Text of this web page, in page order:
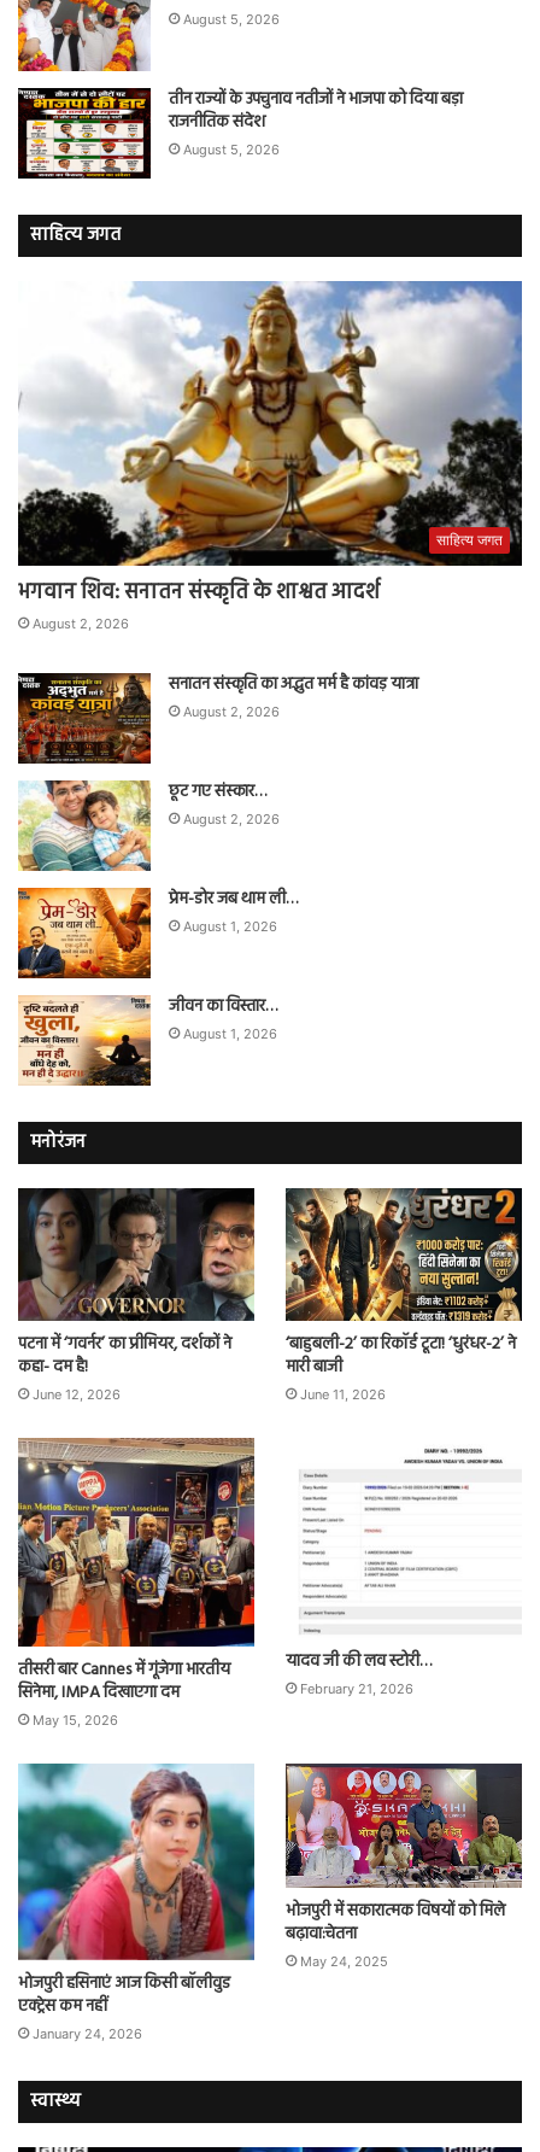
August 5, 2026
तीन राज्यों के उपचुनाव नतीजों ने भाजपा को दिया बड़ा
राजनीतिक संदेश
August 5, 2026
साहित्य जगत
साहित्य जगत
भगवान शिव: सनातन संस्कृति के शाश्वत आदर्श
August 2, 2026
सनातन संस्कृति का अद्भुत मर्म है कांवड़ यात्रा
August 2, 2026
छूट गए संस्कार…
August 2, 2026
प्रेम-डोर जब थाम ली…
August 1, 2026
जीवन का विस्तार…
August 1, 2026
मनोरंजन
पटना में ‘गवर्नर’ का प्रीमियर, दर्शकों ने
कहा- दम है!
June 12, 2026
‘बाहुबली-2’ का रिकॉर्ड टूटा! ‘धुरंधर-2’ ने
मारी बाजी
June 11, 2026
तीसरी बार Cannes में गूंजेगा भारतीय
सिनेमा, IMPA दिखाएगा दम
May 15, 2026
यादव जी की लव स्टोरी…
February 21, 2026
भोजपुरी हसिनाएं आज किसी बॉलीवुड
एक्ट्रेस कम नहीं
January 24, 2026
भोजपुरी में सकारात्मक विषयों को मिले
बढ़ावा:चेतना
May 24, 2025
स्वास्थ्य